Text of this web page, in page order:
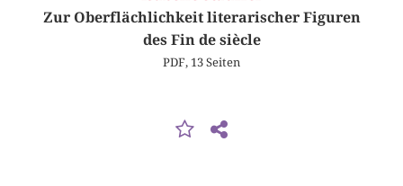
Zur Oberflächlichkeit literarischer Figuren
des Fin de siècle
PDF, 13 Seiten